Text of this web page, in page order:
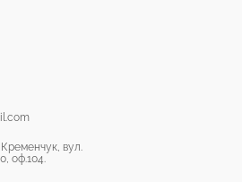
вул.
оф.104.